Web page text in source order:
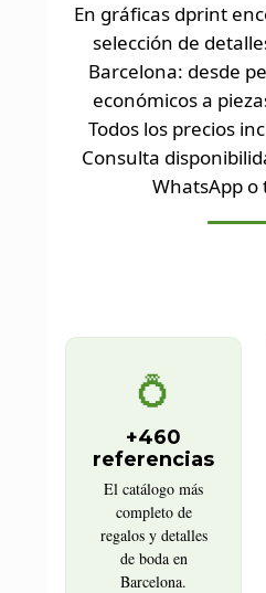
En gráficas dprint
selección de
Barcelona: desde
económicos a
Todos los precios
Consulta
WhatsApp o
💍
+460
referencias
El catálogo más
completo de
regalos y detalles
de boda en
Barcelona.